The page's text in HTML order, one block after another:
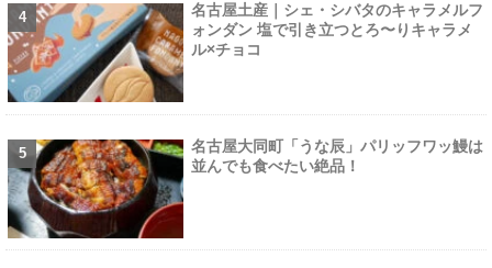
名古屋土産｜シェ・シバタのキャラメルフ
ォンダン 塩で引き立つとろ〜りキャラメ
ル×チョコ
名古屋大同町「うな辰」パリッフワッ鰻は
並んでも食べたい絶品！